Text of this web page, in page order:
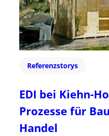
Referenzstorys
EDI bei Kiehn-
Prozesse für
Handel